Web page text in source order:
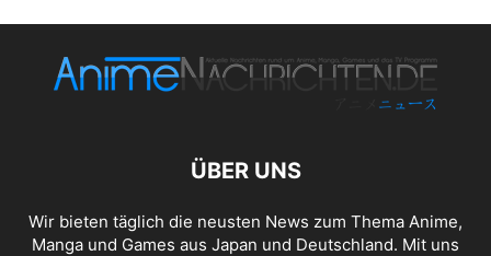
ÜBER UNS
Wir bieten täglich die neusten News zum Thema Anime,
Manga und Games aus Japan und Deutschland. Mit uns